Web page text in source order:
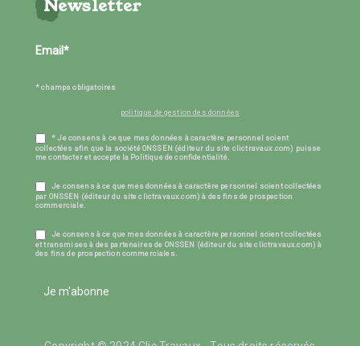
Newsletter
* champs obligatoires
politique de gestion des données
* Je consens à ce que mes données à caractère personnel soient
collectées afin que la société ONSSEN (éditeur du site clictravaux.com) puisse
me contacter et accepte la Politique de confidentialité.
Je consens à ce que mes données à caractère personnel soient collectées
par ONSSEN (éditeur du site clictravaux.com) à des fins de prospection
commerciale.
Je consens à ce que mes données à caractère personnel soient collectées
et transmises à des partenaires de ONSSEN (éditeur du site clictravaux.com) à
des fins de prospection commerciales.
Je m'abonne